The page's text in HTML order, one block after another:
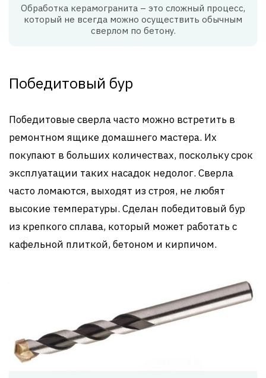
Обработка керамогранита – это сложный процесс,
который не всегда можно осуществить обычным
сверлом по бетону.
Победитовый бур
Победитовые сверла часто можно встретить в
ремонтном ящике домашнего мастера. Их
покупают в больших количествах, поскольку срок
эксплуатации таких насадок недолог. Сверла
часто ломаются, выходят из строя, не любят
высокие температуры. Сделан победитовый бур
из крепкого сплава, который может работать с
кафельной плиткой, бетоном и кирпичом.